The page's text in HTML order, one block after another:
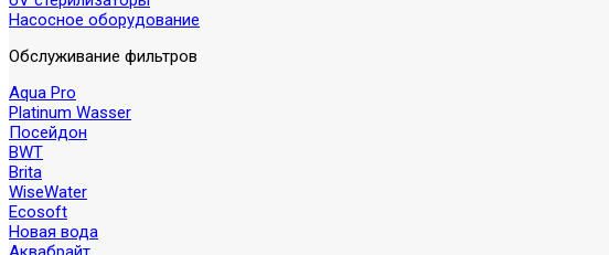
Насосное оборудование
Обслуживание фильтров
Aqua Pro
Platinum Wasser
Посейдон
BWT
Brita
WiseWater
Ecosoft
Новая вода